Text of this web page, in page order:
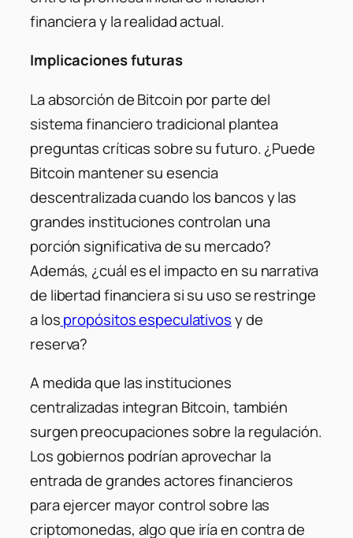
financiera y la realidad actual.
Implicaciones futuras
La absorción de Bitcoin por parte del
sistema financiero tradicional plantea
preguntas críticas sobre su futuro. ¿Puede
Bitcoin mantener su esencia
descentralizada cuando los bancos y las
grandes instituciones controlan una
porción significativa de su mercado?
Además, ¿cuál es el impacto en su narrativa
de libertad financiera si su uso se restringe
a lospropósitos especulativosy de
reserva?
A medida que las instituciones
centralizadas integran Bitcoin, también
surgen preocupaciones sobre la regulación.
Los gobiernos podrían aprovechar la
entrada de grandes actores financieros
para ejercer mayor control sobre las
criptomonedas, algo que iría en contra de